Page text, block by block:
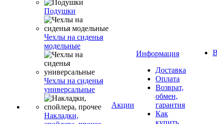
Подушки
Чехлы на сиденья
модельные
Чехлы на сиденья
универсальные
Накладки,
Акции
Информация
Доставка
Оплата
Возврат,
обмен,
гарантия
Как
купить